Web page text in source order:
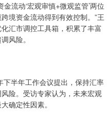
流动‘宏观审慎+微观监管’两位
境资金流动得到有效控制。”王
汇市调控工具箱，积累了丰富
风险。
半年工作会议提出，保持汇率
险。受访专家认为，未来宏观
确定性因素。